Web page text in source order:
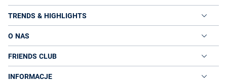
TRENDS & HIGHLIGHTS
O NAS
FRIENDS CLUB
INFORMACJE